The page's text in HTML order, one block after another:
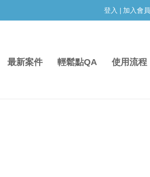
登入 加入會員
最新案件 輕鬆點QA 使用流程